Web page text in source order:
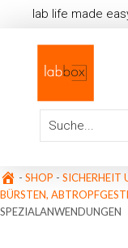
lab life made
- SHOP - SICHERHEIT
BÜRSTEN,
SPEZIALANWENDUNGEN